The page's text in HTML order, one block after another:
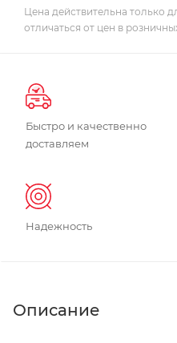
Цена действительна только
отличаться от цен в
Быстро и качественно
доставляем
Надежность
Описание